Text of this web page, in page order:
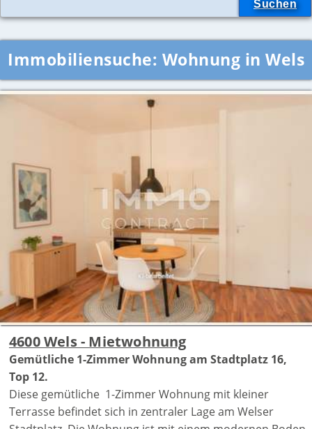
Immobiliensuche: Wohnung in Wels
4600 Wels - Mietwohnung
Gemütliche 1-Zimmer Wohnung am Stadtplatz 16,
Top 12.
Diese gemütliche 1-Zimmer Wohnung mit kleiner
Terrasse befindet sich in zentraler Lage am Welser